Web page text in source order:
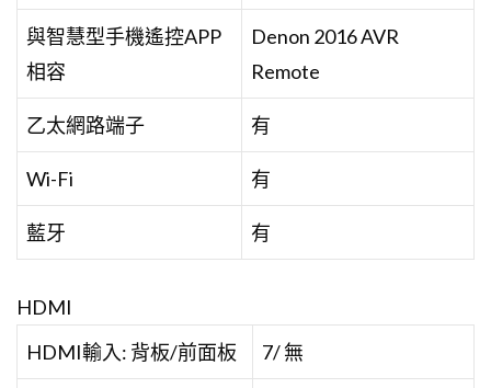
與智慧型手機遙控APP
相容
Denon 2016 AVR
Remote
乙太網路端子 有
Wi-Fi 有
藍牙 有
HDMI
HDMI輸入: 背板/前面板
7/ 無